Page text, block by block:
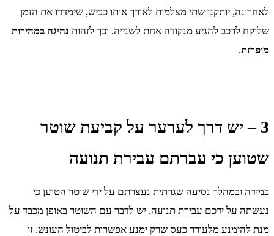
לאחרונה, יותקנו שתי מצלמות לאורך אותו כביש, שימדדו את הזמן
שלוקח לרכב להגיע מנקודה אחת לשנייה, וכך לזהות נהיגה במהירות
מופרזת.
3 – יש דרך לערער על קביעת שוטר
שטוען כי עברתם עבירת תנועה
במידה ובמהלך נסיעה שגרתית נעצרתם על ידי שוטר הטוען כי
נעשתה על ידכם עבירת תנועה, יש לדבר עם השוטר באופן מכבד על
מנת להימנע מלעורר כעס שרק ימנע אפשרות לביטול העונש. זו